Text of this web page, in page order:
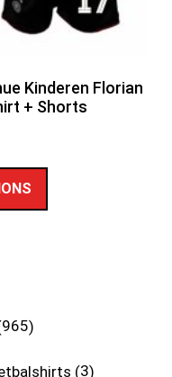
Kinderen Florian
+ Shorts
965
3